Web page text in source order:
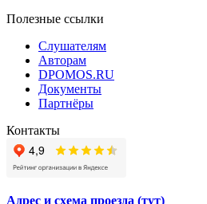
Полезные ссылки
Слушателям
Авторам
DPOMOS.RU
Документы
Партнёры
Контакты
Адрес и схема проезда (тут)